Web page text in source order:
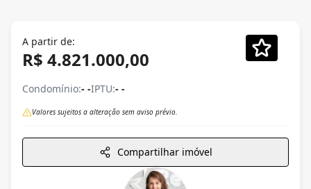
A partir de:
R$ 4.821.000,00
Condomínio:- -IPTU:- -
Valores sujeitos a alteração sem aviso prévio.
Compartilhar imóvel